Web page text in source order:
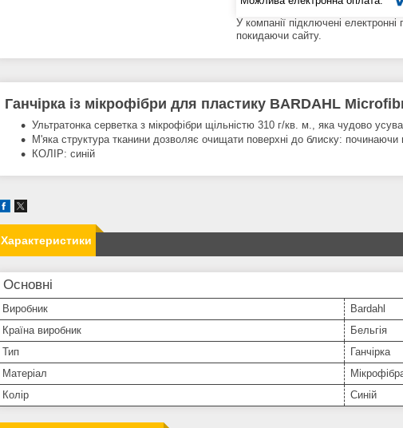
У компанії підключені
покидаючи сайту.
Ганчірка із мікрофібри для пластику BARDAHL
Ультратонка серветка з мікрофібри щільністю 310 г/кв. м., яка чудово
М'яка структура тканини дозволяє очищати поверхні до блиску:
КОЛІР: синій
Характеристики
Основні
Виробник
Bardahl
Країна виробник
Бельгія
Тип
Ганчірка
Матеріал
Колір
Синій